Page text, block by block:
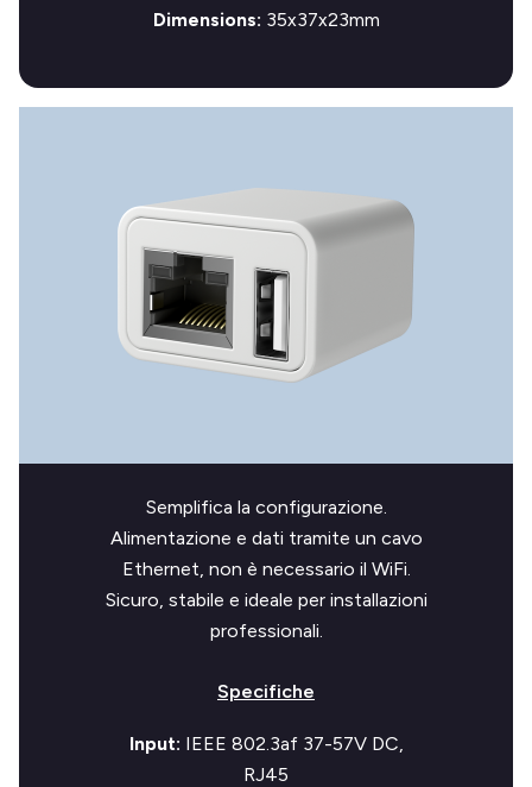
Dimensions: 35x37x23mm
Semplifica la configurazione.
Alimentazione e dati tramite un cavo
Ethernet, non è necessario il WiFi.
Sicuro, stabile e ideale per installazioni
professionali.
Specifiche
Input: IEEE 802.3af 37-57V DC,
RJ45